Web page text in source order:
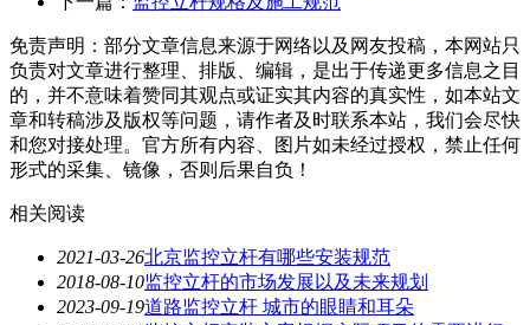
免责声明：部分文章信息来源于网络以及网友投稿，本网站只
负责对文章进行整理、排版、编辑，是出于传递更多信息之目
的，并不意味着赞同其观点或证实其内容的真实性，如本站文
章和转稿涉及版权等问题，请作者及时联系本站，我们会尽快
和您对接处理。官方所有内容、图片如未经过授权，禁止任何
形式的采集、镜像，否则后果自负！
相关阅读
2021-03-26北京监控立杆有哪些安装规范
2018-08-10监控立杆的市场发展以及未来规划
2023-09-19道路监控立杆 城市的眼睛和耳朵